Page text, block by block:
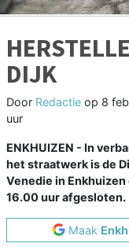
DIJK
Door Redactie op 8
uur
ENKHUIZEN - In
het straatwerk is de
Venedie in
16.00 uur afgesloten.
Maak